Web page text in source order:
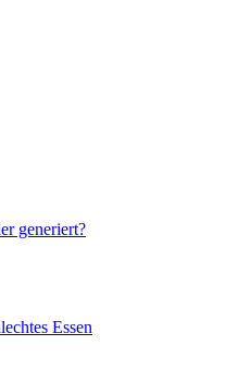
generiert?
Essen